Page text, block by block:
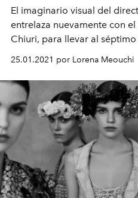
El imaginario visual del
entrelaza nuevamente con
Chiuri, para llevar al
que tanto apasionaban a
25.01.2021 por Lorena Meouchi